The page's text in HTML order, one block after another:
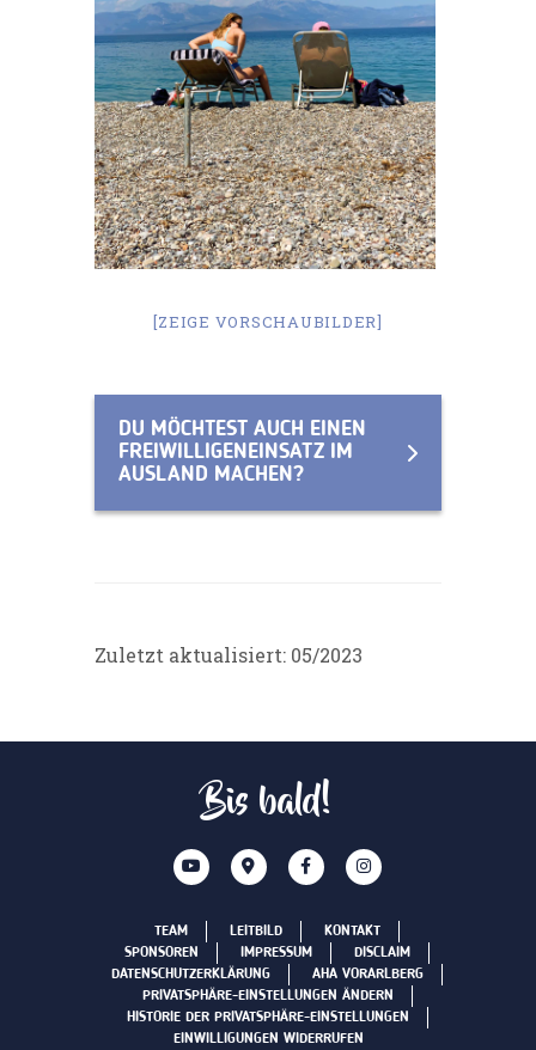
[ZEIGE VORSCHAUBILDER]
DU MÖCHTEST AUCH EINEN
FREIWILLIGENEINSATZ IM
AUSLAND MACHEN?
Zuletzt aktualisiert: 05/2023
Bis bald!
TEAM LEITBILD
KONTAKT
SPONSOREN
IMPRESSUM
DISCLAIM
DATENSCHUTZERKLÄRUNG
AHA VORARLBERG
PRIVATSPHÄRE-EINSTELLUNGEN ÄNDERN
HISTORIE DER PRIVATSPHÄRE-EINSTELLUNGEN
EINWILLIGUNGEN WIDERRUFEN